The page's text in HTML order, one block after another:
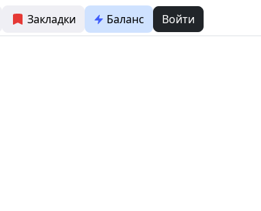
Закладки Баланс Войти